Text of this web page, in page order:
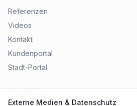
Referenzen
Videos
Kontakt
Kundenportal
Stadt-Portal
Externe Medien & Datenschutz